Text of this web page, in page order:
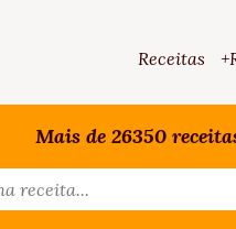
Receitas
Mais de 26350